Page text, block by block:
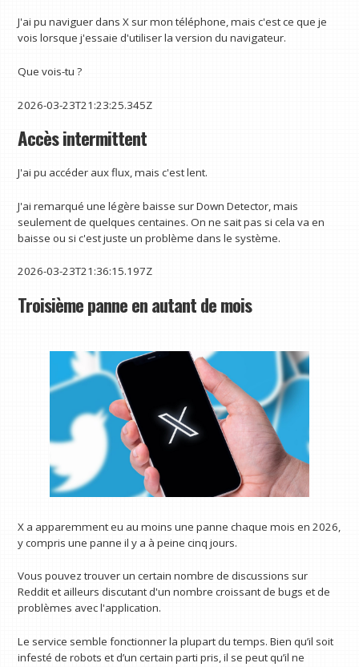
J'ai pu naviguer dans X sur mon téléphone, mais c'est ce que je
vois lorsque j'essaie d'utiliser la version du navigateur.
Que vois-tu ?
2026-03-23T21:23:25.345Z
Accès intermittent
J'ai pu accéder aux flux, mais c'est lent.
J'ai remarqué une légère baisse sur Down Detector, mais
seulement de quelques centaines. On ne sait pas si cela va en
baisse ou si c'est juste un problème dans le système.
2026-03-23T21:36:15.197Z
Troisième panne en autant de mois
X a apparemment eu au moins une panne chaque mois en 2026,
y compris une panne il y a à peine cinq jours.
Vous pouvez trouver un certain nombre de discussions sur
Reddit et ailleurs discutant d'un nombre croissant de bugs et de
problèmes avec l'application.
Le service semble fonctionner la plupart du temps. Bien qu’il soit
infesté de robots et d’un certain parti pris, il se peut qu’il ne